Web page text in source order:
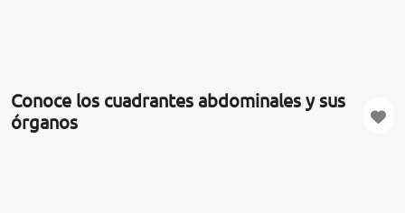
Conoce los cuadrantes abdominales y sus
órganos